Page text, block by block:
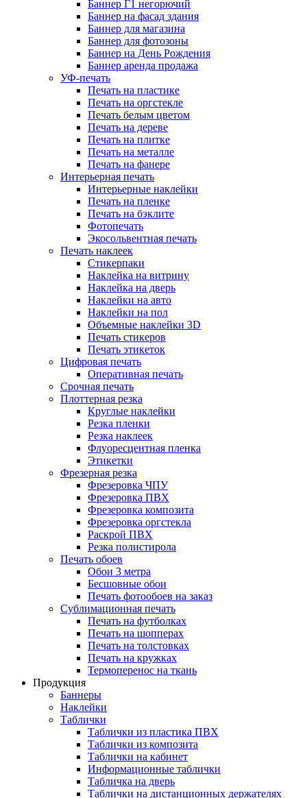
Баннер Г1 негорючий
Баннер на фасад здания
Баннер для магазина
Баннер для фотозоны
Баннер на День Рождения
Баннер аренда продажа
УФ-печать
Печать на пластике
Печать на оргстекле
Печать белым цветом
Печать на дереве
Печать на плитке
Печать на металле
Печать на фанере
Интерьерная печать
Интерьерные наклейки
Печать на пленке
Печать на бэклите
Фотопечать
Экосольвентная печать
Печать наклеек
Стикерпаки
Наклейка на витрину
Наклейка на дверь
Наклейки на авто
Наклейки на пол
Объемные наклейки 3D
Печать стикеров
Печать этикеток
Цифровая печать
Оперативная печать
Срочная печать
Плоттерная резка
Круглые наклейки
Резка пленки
Резка наклеек
Флуоресцентная пленка
Этикетки
Фрезерная резка
Фрезеровка ЧПУ
Фрезеровка ПВХ
Фрезеровка композита
Фрезеровка оргстекла
Раскрой ПВХ
Резка полистирола
Печать обоев
Обои 3 метра
Бесшовные обои
Печать фотообоев на заказ
Сублимационная печать
Печать на футболках
Печать на шопперах
Печать на толстовках
Печать на кружках
Термоперенос на ткань
Продукция
Баннеры
Наклейки
Таблички
Таблички из пластика ПВХ
Таблички из композита
Таблички на кабинет
Информационные таблички
Табличка на дверь
Таблички на дистанционных держателях